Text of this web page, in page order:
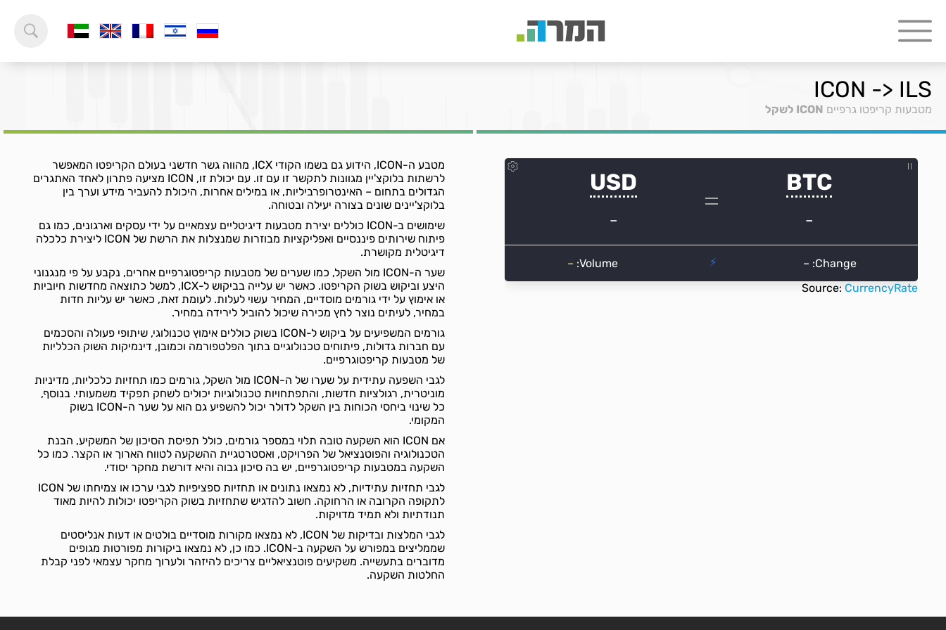
ICON -> ILS
מטבעות קריפטו גרפיים ICON לשקל
Source: CurrencyRate
מטבע ה-ICON, הידוע גם בשמו הקודי ICX, מהווה גשר חדשני בעולם הקריפטו המאפשר
לרשתות בלוקצ'יין מגוונות לתקשר זו עם זו. עם יכולת זו, ICON מציעה פתרון לאחד האתגרים
הגדולים בתחום – האינטרופרביליות, או במילים אחרות, היכולת להעביר מידע וערך בין
בלוקצ'יינים שונים בצורה יעילה ובטוחה.
שימושים ב-ICON כוללים יצירת מטבעות דיגיטליים עצמאיים על ידי עסקים וארגונים, כמו גם
פיתוח שירותים פיננסיים ואפליקציות מבוזרות שמנצלות את הרשת של ICON ליצירת כלכלה
דיגיטלית מקושרת.
שער ה-ICON מול השקל, כמו שערים של מטבעות קריפטוגרפיים אחרים, נקבע על פי מנגנוני
היצע וביקוש בשוק הקריפטו. כאשר יש עלייה בביקוש ל-ICX, למשל כתוצאה מחדשות חיוביות
או אימוץ על ידי גורמים מוסדיים, המחיר עשוי לעלות. לעומת זאת, כאשר יש עליות חדות
במחיר, לעיתים נוצר לחץ מכירה שיכול להוביל לירידה במחיר.
גורמים המשפיעים על ביקוש ל-ICON בשוק כוללים אימוץ טכנולוגי, שיתופי פעולה והסכמים
עם חברות גדולות, פיתוחים טכנולוגיים בתוך הפלטפורמה וכמובן, דינמיקות השוק הכלליות
של מטבעות קריפטוגרפיים.
לגבי השפעה עתידית על שערו של ה-ICON מול השקל, גורמים כמו תחזיות כלכליות, מדיניות
מוניטרית, רגולציות חדשות, והתפתחויות טכנולוגיות יכולים לשחק תפקיד משמעותי. בנוסף,
כל שינוי ביחסי הכוחות בין השקל לדולר יכול להשפיע גם הוא על שער ה-ICON בשוק
המקומי.
אם ICON הוא השקעה טובה תלוי במספר גורמים, כולל תפיסת הסיכון של המשקיע, הבנת
הטכנולוגיה והפוטנציאל של הפרויקט, ואסטרטגיית ההשקעה לטווח הארוך או הקצר. כמו כל
השקעה במטבעות קריפטוגרפיים, יש בה סיכון גבוה והיא דורשת מחקר יסודי.
לגבי תחזיות עתידיות, לא נמצאו נתונים או תחזיות ספציפיות לגבי ערכו או צמיחתו של ICON
לתקופה הקרובה או הרחוקה. חשוב להדגיש שתחזיות בשוק הקריפטו יכולות להיות מאוד
תנודתיות ולא תמיד מדויקות.
לגבי המלצות ובדיקות של ICON, לא נמצאו מקורות מוסדיים בולטים או דעות אנליסטים
שממליצים במפורש על השקעה ב-ICON. כמו כן, לא נמצאו ביקורות מפורטות מגופים
מדוברים בתעשייה. משקיעים פוטנציאליים צריכים להיזהר ולערוך מחקר עצמאי לפני קבלת
החלטות השקעה.